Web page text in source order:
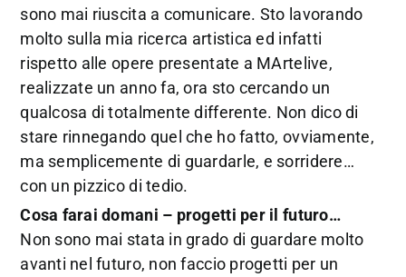
sono mai riuscita a comunicare. Sto lavorando
molto sulla mia ricerca artistica ed infatti
rispetto alle opere presentate a MArtelive,
realizzate un anno fa, ora sto cercando un
qualcosa di totalmente differente. Non dico di
stare rinnegando quel che ho fatto, ovviamente,
ma semplicemente di guardarle, e sorridere…
con un pizzico di tedio.
Cosa farai domani – progetti per il futuro…
Non sono mai stata in grado di guardare molto
avanti nel futuro, non faccio progetti per un